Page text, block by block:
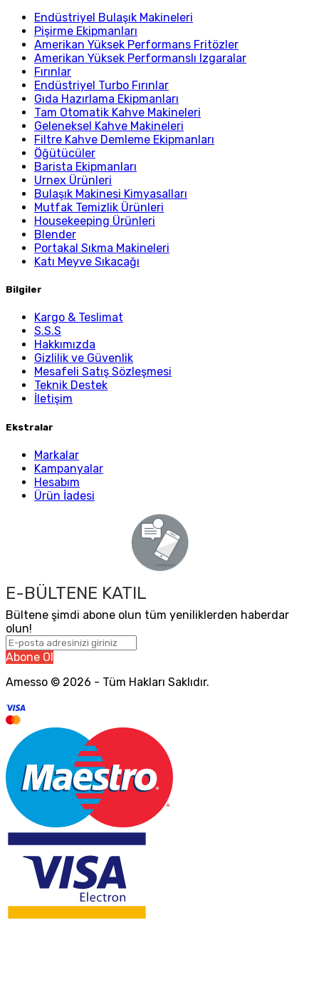
Endüstriyel Bulaşık Makineleri
Pişirme Ekipmanları
Amerikan Yüksek Performans Fritözler
Amerikan Yüksek Performanslı Izgaralar
Fırınlar
Endüstriyel Turbo Fırınlar
Gıda Hazırlama Ekipmanları
Tam Otomatik Kahve Makineleri
Geleneksel Kahve Makineleri
Filtre Kahve Demleme Ekipmanları
Öğütücüler
Barista Ekipmanları
Urnex Ürünleri
Bulaşık Makinesi Kimyasalları
Mutfak Temizlik Ürünleri
Housekeeping Ürünleri
Blender
Portakal Sıkma Makineleri
Katı Meyve Sıkacağı
Bilgiler
Kargo & Teslimat
S.S.S
Hakkımızda
Gizlilik ve Güvenlik
Mesafeli Satış Sözleşmesi
Teknik Destek
İletişim
Ekstralar
Markalar
Kampanyalar
Hesabım
Ürün İadesi
E-BÜLTENE KATIL
Bültene şimdi abone olun tüm yeniliklerden haberdar
olun!
Abone Ol
Amesso © 2026 - Tüm Hakları Saklıdır.